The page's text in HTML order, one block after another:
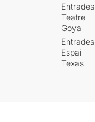
Entrades
Teatre
Goya
Entrades
Espai
Texas